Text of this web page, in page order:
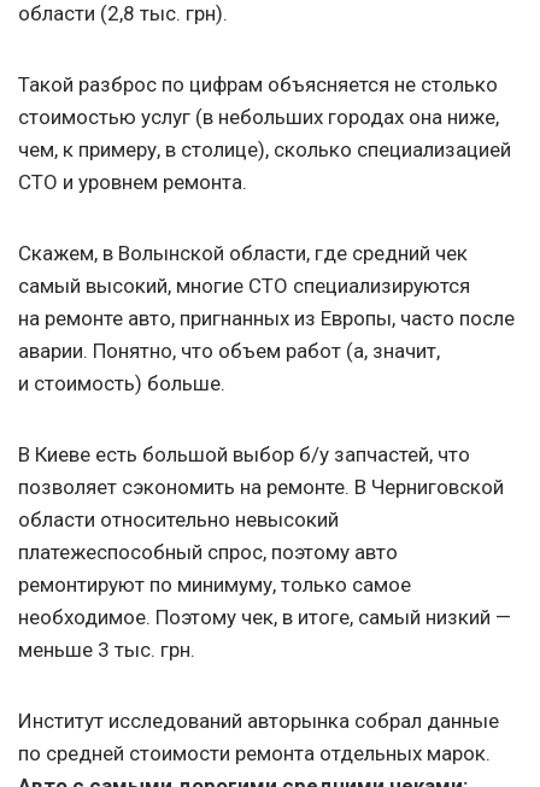
области (2,8 тыс. грн).
Такой разброс по цифрам объясняется не столько
стоимостью услуг (в небольших городах она ниже,
чем, к примеру, в столице), сколько специализацией
СТО и уровнем ремонта.
Скажем, в Волынской области, где средний чек
самый высокий, многие СТО специализируются
на ремонте авто, пригнанных из Европы, часто после
аварии. Понятно, что объем работ (а, значит,
и стоимость) больше.
В Киеве есть большой выбор б/у запчастей, что
позволяет сэкономить на ремонте. В Черниговской
области относительно невысокий
платежеспособный спрос, поэтому авто
ремонтируют по минимуму, только самое
необходимое. Поэтому чек, в итоге, самый низкий —
меньше 3 тыс. грн.
Институт исследований авторынка собрал данные
по средней стоимости ремонта отдельных марок.